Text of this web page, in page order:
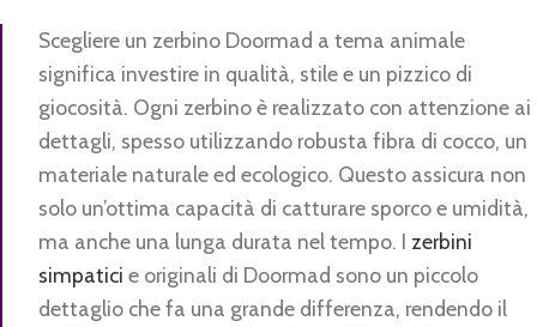
Scegliere un zerbino Doormad a tema animale
significa investire in qualità, stile e un pizzico di
giocosità. Ogni zerbino è realizzato con attenzione ai
dettagli, spesso utilizzando robusta fibra di cocco, un
materiale naturale ed ecologico. Questo assicura non
solo un’ottima capacità di catturare sporco e umidità,
ma anche una lunga durata nel tempo. I zerbini
simpatici e originali di Doormad sono un piccolo
dettaglio che fa una grande differenza, rendendo il